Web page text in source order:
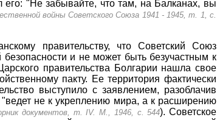
его: "Не забывайте, что там, на Балканах, вы
войны Советского Союза 1941 - 1945, т. 1, с.
правительству, что Советский Союз
безопасности и не может быть безучастным к
правительства Болгарии нашла свое
пакту. Ее территория фактически
выступило с заявлением, разоблачив
"ведет не к укреплению мира, а к расширению
документов, т. IV. М., 1946, с. 544). Советское